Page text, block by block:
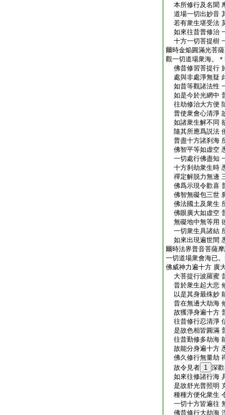
本所修行及名聞
道場一切出妙音
若有衆生堪受法
如來往昔普修治
十方一切菩提樹
爾時金焔圓滿光菩
觀一切道場衆海。
佛昔修習菩提行
處與非處淨無疑
如昔等觀諸法性
如是今於光網中
往劫修治大方便
普使衆會心清淨
如諸衆生解不同
隨其所應爲説法
普盡十方諸刹海
佛智平等如虚空
一切處行佛盡知
十方刹劫衆生時
禪定解脱力無邊
佛爲示現令歡喜
佛智無礙包三世
佛法國土及衆生
佛眼廣大如虚空
無礙地中無等用
一切衆生具諸結
如來出現遍世間
爾時法界普音菩薩
一切道場衆會海已
佛威神力遍十方 廣
大菩提行波羅蜜
昔於衆生起大悲
以是其身最殊妙
昔在無邊大劫海
故獲淨身遍十方
往昔修行忍清淨
是故色相皆圓滿
往昔勤修多劫海
故能分身遍十方
佛久修行無量劫
故令見者 1 深
如來往修諸行海
是故舒光普照明
種種方便化衆生
一切十方皆遍往
佛昔修行大劫海